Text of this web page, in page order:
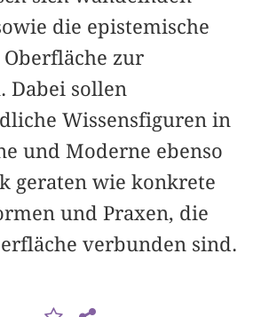
die epistemische
zur
Dabei sollen
Wissensfiguren in
und Moderne ebenso
geraten wie konkrete
und Praxen, die
verbunden sind.